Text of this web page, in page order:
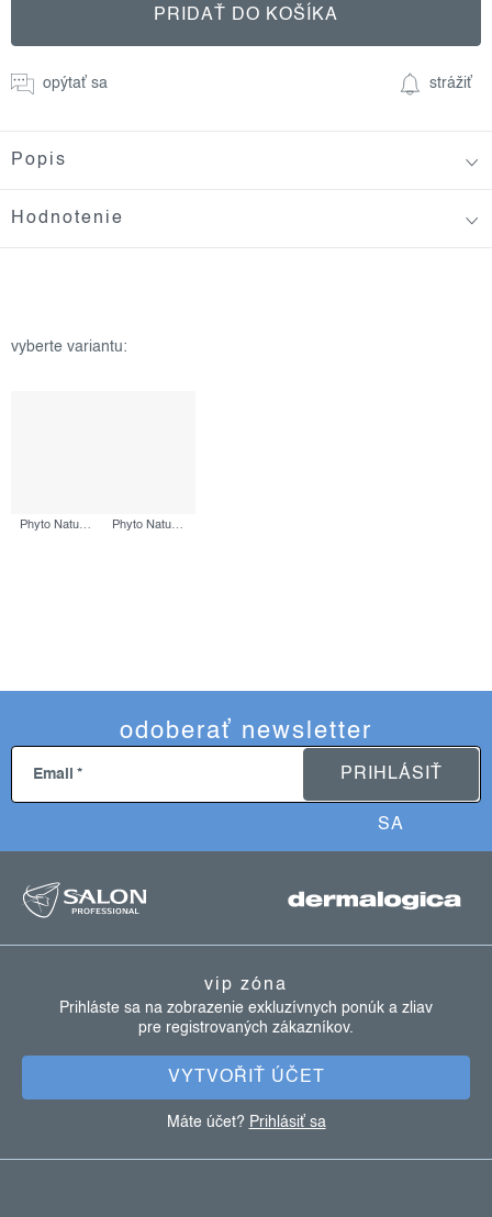
PRIDAŤ DO KOŠÍKA
opýtať sa strážiť
Popis
Hodnotenie
Phyto Nature Oxygen Cream, 50 ml Phyto Nature e², 100 ml
odoberať newsletter
Email PRIHLÁSIŤ
SA
vip zóna
Prihláste sa na zobrazenie exkluzívnych ponúk a zliav
pre registrovaných zákazníkov.
VYTVOŘIŤ ÚČET
Máte účet? Prihlásiť sa